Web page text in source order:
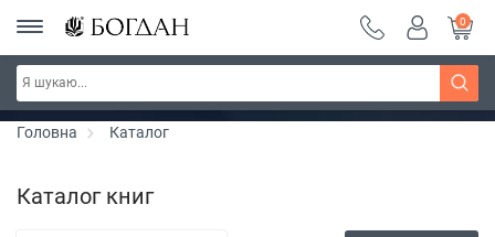
РОЗПРОДАЖ ~ 150 грн ~ 200 грн ~ 250 грн ~
300 грн ~ РОЗПРОДАЖ
Дізнатись більше
0
Головна Каталог
Каталог книг